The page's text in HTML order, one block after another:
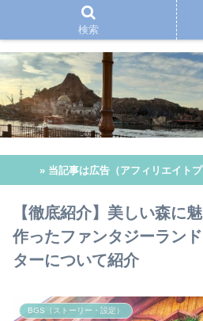
» 当記事は広告（アフィリエイトプ
【徹底紹介】美しい森に
作ったファンタジーラン
ターについて紹介
BGS（ストーリー・設定）
検索